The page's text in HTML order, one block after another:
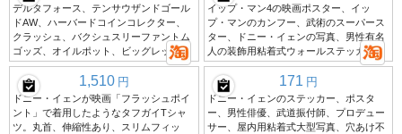
デルタフォース、テンサウザンドゴール
ドAW、ハーバードコインコレクター、
クラッシュ、バクシュスリーファントム
ゴッズ、オイルポット、ビッグレッド
イップ・マン4の映画ポスター、イッ
プ・マンのカンフー、武術のスーパース
ター、ドニー・イェンの写真、男性有名
人の装飾用粘着式ウォールステッカー
1,510 円
ドニー・イェンが映画「フラッシュポイ
ント」で着用したようなタフガイTシャ
ツ。丸首、伸縮性あり、スリムフィッ
171 円
ドニー・イェンのステッカー、ポスタ
ー、男性俳優、武道振付師、プロデュー
サー、屋内用粘着式大型写真、穴あけ不